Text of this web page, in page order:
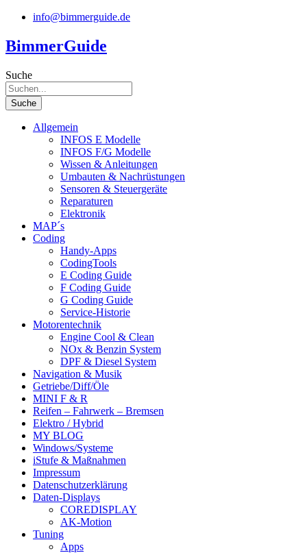
Zum
springen
info@bimmerguide.de
BimmerGuide
Suche
Suche
Allgemein
INFOS E Modelle
INFOS F/G Modelle
Wissen & Anleitungen
Umbauten & Nachrüstungen
Sensoren & Steuergeräte
Reparaturen
Elektronik
MAP´s
Coding
Handy-Apps
CodingTools
E Coding Guide
F Coding Guide
G Coding Guide
Service-Historie
Motorentechnik
Engine Cool & Clean
NOx & Benzin System
DPF & Diesel System
Navigation & Musik
Getriebe/Diff/Öle
MINI F & R
Reifen – Fahrwerk – Bremsen
Elektro / Hybrid
MY BLOG
Windows/Systeme
iStufe & Maßnahmen
Impressum
Datenschutzerklärung
Daten-Displays
COREDISPLAY
AK-Motion
Tuning
Apps